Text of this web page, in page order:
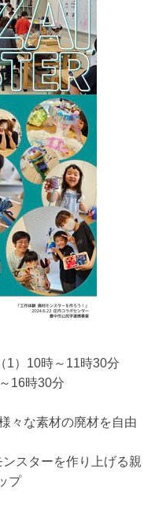
）10時～11時30分
16時30分
な素材の廃材を自由
ーを作り上げる親
プ